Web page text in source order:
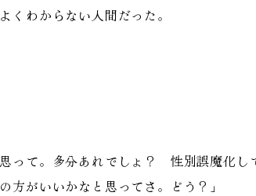
くわからない人間だった。
って。多分あれでしょ？ 性別誤魔化
がいいかなと思ってさ。どう？」